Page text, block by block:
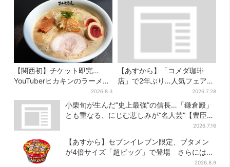
【関西初】チケット即完…
YouTuberヒカキンのラーメン
店「みそきん」が大阪上陸！
「待ってました」と話題
2026.8.3
【あすから】「コメダ珈琲
店」で2年ぶり…人気フェアが
復活！“ハワイ旅行が当た
る”キャンペーンも
2026.7.28
小栗旬が生んだ“史上最強”の信長…「鎌倉殿」
とも重なる、にじむ悲しみが“名人芸”【豊臣兄
2026.7.16
【あすから】セブンイレブン限定、ブタメン
が4倍サイズ「超ビッグ」で登場 さらには
2026.8.9